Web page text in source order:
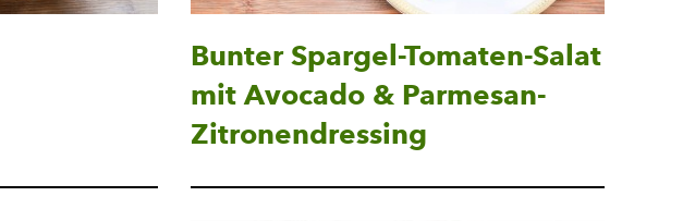
Bunter Spargel-Tomaten-Salat
mit Avocado & Parmesan-
Zitronendressing